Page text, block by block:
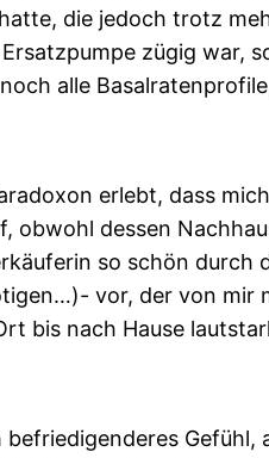
die jedoch trotz
zügig war,
alle
erlebt, dass
obwohl dessen
so schön durch
vor, der von
bis nach Hause